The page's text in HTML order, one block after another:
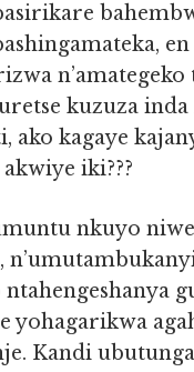
kuzuza
ako kagaye
iki???
ntahengeshanya
yohagarikwa
Kandi